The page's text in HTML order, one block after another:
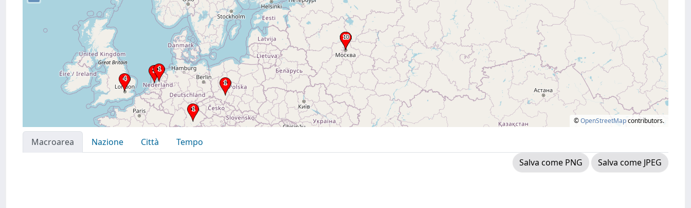
©OpenStreetMapcontributors.
Macroarea Nazione Città
Tempo
Salva come PNG
Salva come JPEG